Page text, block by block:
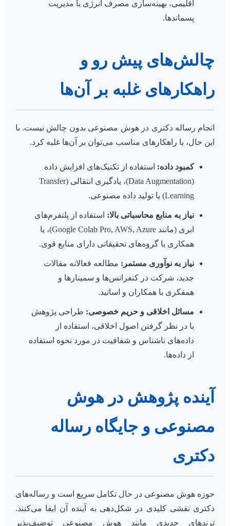
اقلیمی، بهینه‌سازی مصرف انرژی یا مدیریت
پسماندها.
چالش‌های پیش رو و
راهکارهای غلبه بر آن‌ها
انجام رساله دکتری در هوش مصنوعی بدون چالش نیست. با
این حال، با راهکارهای مناسب می‌توان بر آن‌ها غلبه کرد.
کمبود داده: استفاده از تکنیک‌های افزایش داده
(Data Augmentation)، یادگیری انتقالی (Transfer
Learning) یا تولید داده مصنوعی.
نیاز به منابع محاسباتی بالا: استفاده از پلتفرم‌های
ابری (مانند Google Colab Pro, AWS, Azure)، یا
همکاری با گروه‌های تحقیقاتی دارای منابع قوی.
نیاز به نوآوری مستمر: مطالعه فعالانه مقالات
جدید، شرکت در کنفرانس‌ها و سمینارها و
همفکری با همکاران و اساتید.
مسائل اخلاقی و حریم خصوصی: طراحی پژوهش
با در نظر گرفتن اصول اخلاقی، استفاده از
داده‌های ناشناس و شفافیت در مورد نحوه استفاده
از داده‌ها.
آینده پژوهش در هوش
مصنوعی و جایگاه رساله
دکتری
حوزه هوش مصنوعی در حال تکامل سریع است و رساله‌های
دکتری نقشی کلیدی در شکل‌دهی به آینده آن ایفا می‌کنند.
ترندهای جدیدی مانند هوش مصنوعی توضیف‌پذیر